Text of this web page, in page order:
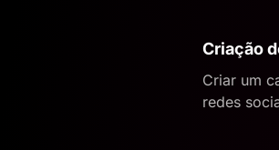
Criação
Criar um
redes